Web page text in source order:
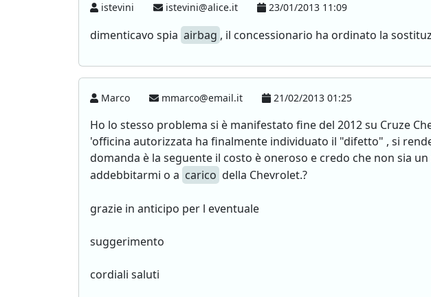
istevini istevini@alice.it 23/01/2013 11:09
dimenticavo spia airbag , il concessionario ha ordinato la
Marco mmarco@email.it 21/02/2013 01:25
Ho lo stesso problema si è manifestato fine del 2012 su Cruze
'officina autorizzata ha finalmente individuato il "difetto" , si
domanda è la seguente il costo è oneroso e credo che non sia
addebbitarmi o a carico della Chevrolet.?
grazie in anticipo per l eventuale
suggerimento
cordiali saluti